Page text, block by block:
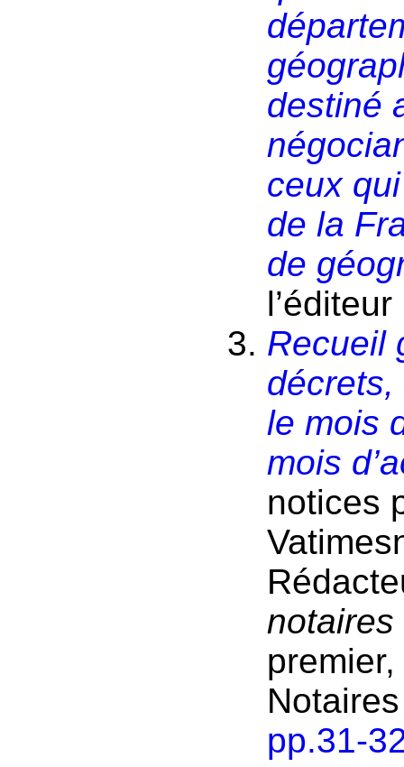
destiné
ceux
de la
de
Recueil
le mois
mois
notices
pp.31-